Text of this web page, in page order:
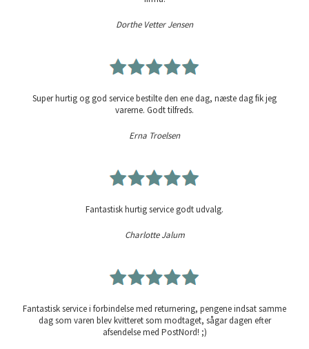
Dorthe Vetter Jensen
Super hurtig og god service bestilte den ene dag, næste dag fik jeg
varerne. Godt tilfreds.
Erna Troelsen
Fantastisk hurtig service godt udvalg.
Charlotte Jalum
Fantastisk service i forbindelse med returnering, pengene indsat samme
dag som varen blev kvitteret som modtaget, sågar dagen efter
afsendelse med PostNord! ;)